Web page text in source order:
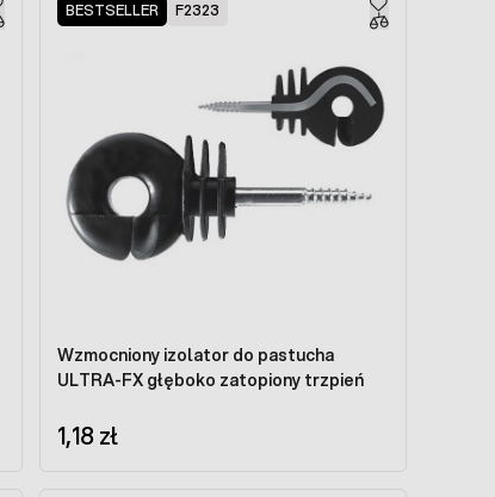
BESTSELLER F2323
Wzmocniony izolator do pastucha
ULTRA-FX głęboko zatopiony trzpień
1,18 zł